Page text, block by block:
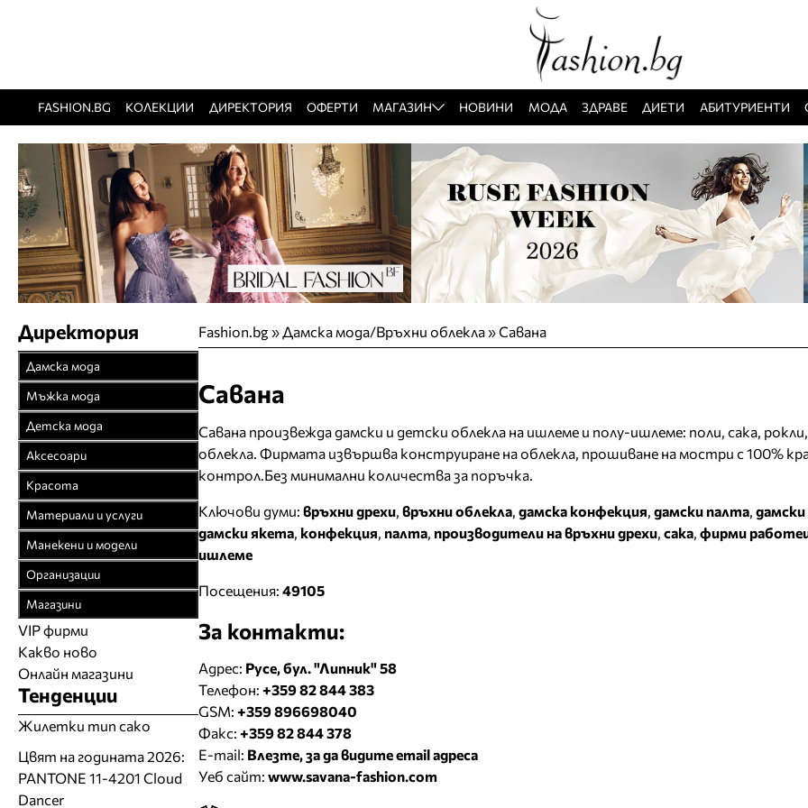
FASHION.BG КОЛЕКЦИИ ДИРЕКТОРИЯ ОФЕРТИ МАГАЗИН НОВИНИ МОДА ЗДРАВЕ ДИЕТИ АБИТУРИЕНТИ
Fashion.bg»Дамска мода/Връхни облекла»Савана
Савана
Савана произвежда дамски и детски облекла на ишлеме и полу-ишлеме: поли, сака,
облекла. Фирмата извършва конструиране на облекла, прошиване на мостри с 100%
контрол.Без минимални количества за поръчка.
Ключови думи: връхни дрехи връхни облекла дамска конфекция дамски палта дамски
дамски якета конфекция палта производители на връхни дрехи сака фирми
ишлеме
Посещения: 49105
За контакти:
Адрес: Русе, бул. "Липник" 58
Телефон: +359 82 844 383
GSM: +359 896698040
Факс: +359 82 844 378
E-mail: Влезте, за да видите email адреса
Уеб сайт: www.savana-fashion.com
Директория
Дамска мода
Връхни облекла
Официални облекла
Булчински рокли
Спортни облекла
Плетени облекла
Кожени облекла
Рисувана коприна
Чорапогащи
Бельо
Бански костюми
Модни дизайнери
Бутици
За бъдещи майки
Мъжка мода
Връхни облекла
Официални облекла
Спортни облекла
Дънкови облекла
Кожени облекла
Вратовръзки
Бански
Бельо
Детска мода
Детски дрехи
Бебешки дрехи
Младежки дрехи
Аксесоари
Бижута
Чанти
Колани
Чорапи
Шапки
Часовници
Обувки
Други аксесоари
Красота
Парфюмерия
Козметика
Фризьорство
Салони за красота
Естетична хирургия
Солариуми
Фитнес и здраве
Материали и услуги
Текстил
Спомагателни
материали
Закачалки, щендери
Работа на ишлеме
CAD/CAM услуги
Печат
Оборудване
Други услуги
Манекени и модели
Агенции за модели
Модна фотография
Модели
Организации
Браншови съюзи
Образователни
Модни списания
Сватбени агенции
ТВ предавания
Магазини
Магазини за дрехи
Магазини за обувки
Магазини за aксесоари
VIP фирми
Какво ново
Онлайн магазини
Тенденции
Жилетки тип сако
Цвят на годината 2026:
PANTONE 11-4201 Cloud
Dancer